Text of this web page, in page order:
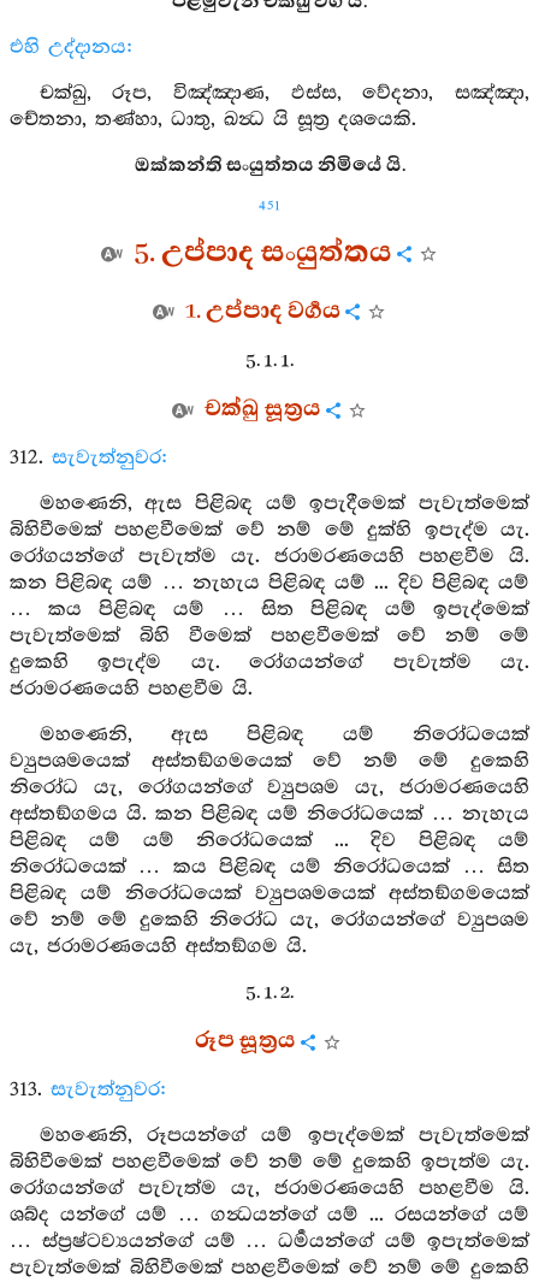
එහි උද්දානය:
චක්ඛු, රූප, විඤ්ඤාණ, ඵස්ස, වේදනා, සඤ්ඤා,
චේතනා, තණ්හා, ධාතු, ඛන්‍ධ යි සූත්‍ර දශයෙකි.
ඔක්කන්ති සංයුත්තය නිමියේ යි.
451
5. උප්පාද සංයුත්තය
1. උප්පාද වර්‍ගය
5. 1. 1.
චක්ඛු සූත්‍රය
312. සැවැත්නුවර:
මහණෙනි, ඇස පිළිබඳ යම් ඉපැදීමෙක් පැවැත්මෙක්
බිහිවීමෙක් පහළවීමෙක් වේ නම් මේ දුක්හි ඉපැද්ම යැ.
රෝගයන්ගේ පැවැත්ම යැ. ජරාමරණයෙහි පහළවීම යි.
කන පිළිබඳ යම් … නැහැය පිළිබඳ යම් ... දිව පිළිබඳ යම්
… කය පිළිබඳ යම් … සිත පිළිබඳ යම් ඉපැද්මෙක්
පැවැත්මෙක් බිහි වීමෙක් පහළවීමෙක් වේ නම් මේ
දුකෙහි ඉපැද්ම යැ. රෝගයන්ගේ පැවැත්ම යැ.
ජරාමරණයෙහි පහළවීම යි.
මහණෙනි, ඇස පිළිබඳ යම් නිරෝධයෙක්
ව්‍යුපශමයෙක් අස්තඞ්ගමයෙක් වේ නම් මේ දුකෙහි
නිරෝධ යැ, රෝගයන්ගේ ව්‍යුපශම යැ, ජරාමරණයෙහි
අස්තඞ්ගමය යි. කන පිළිබඳ යම් නිරෝධයෙක් … නැහැය
පිළිබඳ යම් යම් නිරෝධයෙක් ... දිව පිළිබඳ යම්
නිරෝධයෙක් … කය පිළිබඳ යම් නිරෝධයෙක් … සිත
පිළිබඳ යම් නිරෝධයෙක් ව්‍යුපශමයෙක් අස්තඞ්ගමයෙක්
වේ නම් මේ දුකෙහි නිරෝධ යැ, රෝගයන්ගේ ව්‍යුපශම
යැ, ජරාමරණයෙහි අස්තඞ්ගම යි.
5. 1. 2.
රූප සූත්‍රය
313. සැවැත්නුවර:
මහණෙනි, රූපයන්ගේ යම් ඉපැද්මෙක් පැවැත්මෙක්
බිහිවීමෙක් පහළවීමෙක් වේ නම් මේ දුකෙහි ඉපැත්ම යැ.
රෝගයන්ගේ පැවැත්ම යැ, ජරාමරණයෙහි පහළවීම යි.
ශබ්ද යන්ගේ යම් … ගන්‍ධයන්ගේ යම් ... රසයන්ගේ යම්
… ස්ප්‍රෂ්ටව්‍යයන්ගේ යම් … ධර්‍මයන්ගේ යම් ඉපැත්මෙක්
පැවැත්මෙක් බිහිවීමෙක් පහළවීමෙක් වේ නම් මේ දුකෙහි